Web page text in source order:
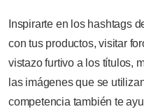
Inspirarte en los hashtags
con tus productos, visitar
vistazo furtivo a los títulos,
las imágenes que se
competencia también te